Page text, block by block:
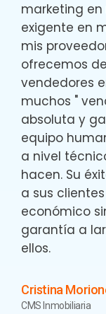
marketing
exigente en
mis
ofrecemos
vendedores
muchos "
absoluta y
equipo
a nivel
hacen. Su
a sus
económico
garantía a
ellos.
Cristina
CMS Inmobiliaria